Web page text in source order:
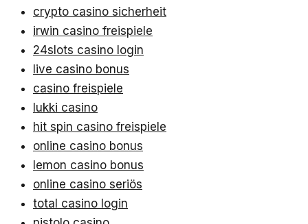
crypto casino sicherheit
irwin casino freispiele
24slots casino login
live casino bonus
casino freispiele
lukki casino
hit spin casino freispiele
online casino bonus
lemon casino bonus
online casino seriös
total casino login